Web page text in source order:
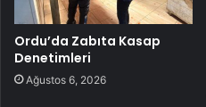
Ordu’da Zabıta Kasap
Denetimleri
Ağustos 6, 2026